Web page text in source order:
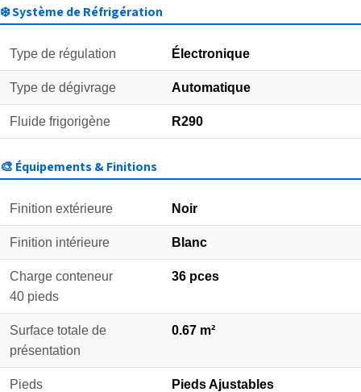
❄️ Système de Réfrigération
Type de régulation Électronique
Type de dégivrage Automatique
Fluide frigorigène R290
🎨 Équipements & Finitions
Finition extérieure Noir
Finition intérieure Blanc
Charge conteneur
40 pieds
36 pces
Surface totale de
présentation
0.67 m²
Pieds Pieds Ajustables